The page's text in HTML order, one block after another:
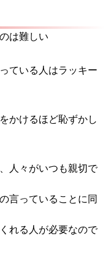
は難しい
ている人はラッキー
かけるほど恥ずかし
人々がいつも親切で
言っていることに同
れる人が必要なので